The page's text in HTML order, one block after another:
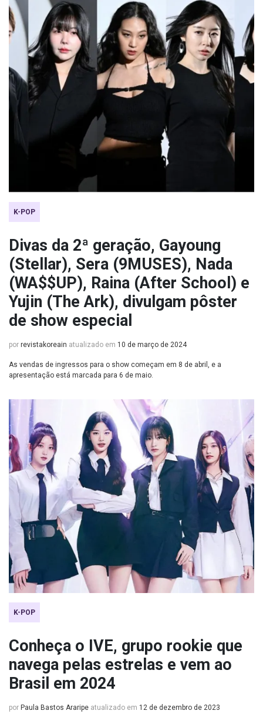
K-POP
Divas da 2ª geração, Gayoung
(Stellar), Sera (9MUSES), Nada
(WA$$UP), Raina (After School) e
Yujin (The Ark), divulgam pôster
de show especial
por revistakoreain atualizado em 10 de março de 2024
As vendas de ingressos para o show começam em 8 de abril, e a
apresentação está marcada para 6 de maio.
K-POP
Conheça o IVE, grupo rookie que
navega pelas estrelas e vem ao
Brasil em 2024
por Paula Bastos Araripe atualizado em 12 de dezembro de 2023